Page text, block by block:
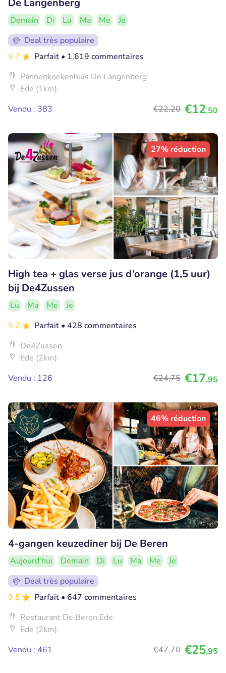
Demain Di Lu Ma Me
Je
Deal très populaire
9.7
Parfait • 1.619 commentaires
Pannenkoekenhuis De Langenberg
Ede (1km)
Vendu : 383
€22,20 €12,50
27% réduction
High tea + glas verse jus d’orange (1,5 uur)
bij De4Zussen
Lu Ma Me
Je
9.2
Parfait • 428 commentaires
De4Zussen
Ede (2km)
Vendu : 126
€24,75 €17,95
46% réduction
4-gangen keuzediner bij De Beren
Aujourd'hui Demain Di Lu Ma Me
Je
Deal très populaire
9.5
Parfait • 647 commentaires
Restaurant De Beren Ede
Ede (2km)
Vendu : 461
€47,70 €25,95